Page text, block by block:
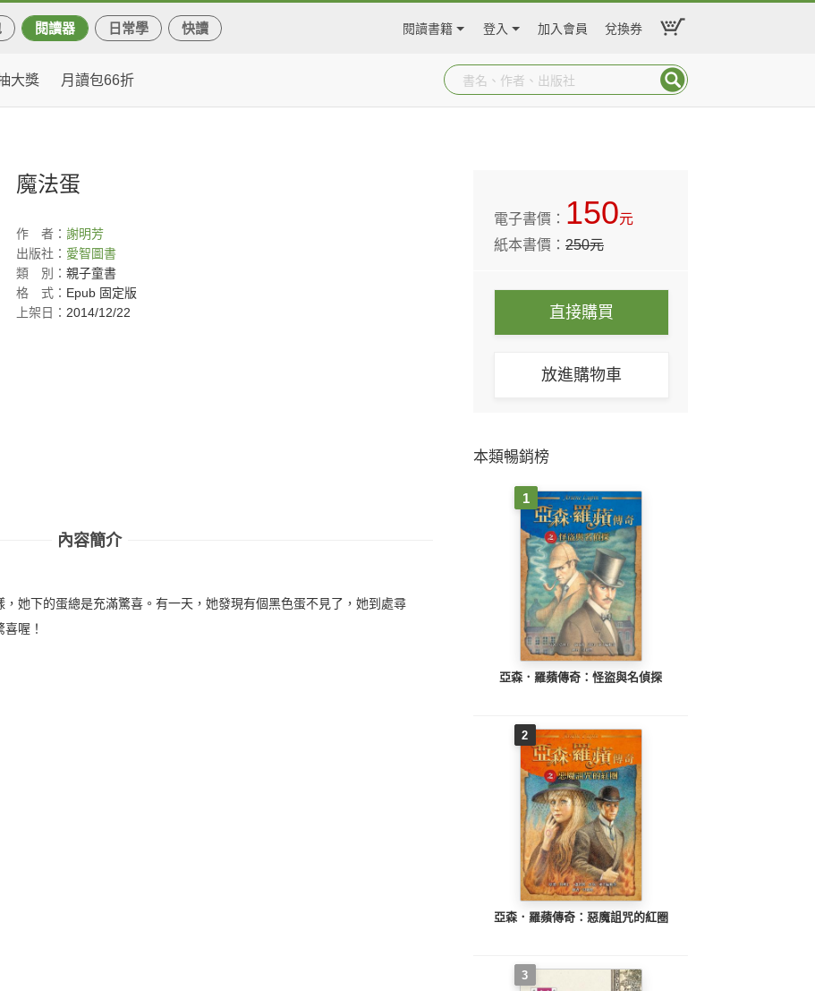
閱讀器 日常學 快讀 閱讀書籍 登入 加入會員 兌換券
大獎 月讀包66折
魔法蛋
作 者： 謝明芳
出版社： 愛智圖書
類
別： 親子童書
格
式： Epub 固定版
上架日： 2014/12/22
內容簡介
她下的蛋總是充滿驚喜。有一天，她發現有個黑色蛋不見了，她到處尋
喔！
電子書價： 150元
紙本書價：250元
直接購買
放進購物車
本類暢銷榜
1
亞森．羅蘋傳奇：怪盜與名偵探
2
亞森．羅蘋傳奇：惡魔詛咒的紅圈
3